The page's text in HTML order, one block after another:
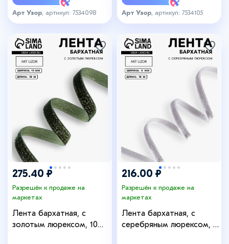
Арт Узор , артикул: 7534098 Арт Узор , артикул: 7534105
275.40 ₽
Разрешён к продаже на
маркетах
Лента бархатная, с
золотым люрексом, 10
216.00 ₽
Разрешён к продаже на
маркетах
Лента бархатная, с
серебряным люрексом, 6